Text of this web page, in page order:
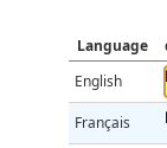
Language
English
Français